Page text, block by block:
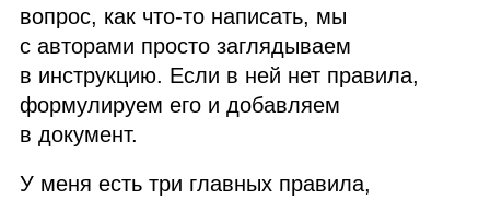
вопрос, как что‑то написать, мы
с авторами просто заглядываем
в инструкцию. Если в ней нет правила,
формулируем его и добавляем
в документ.
У меня есть три главных правила,